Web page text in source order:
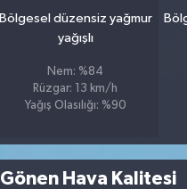
Bölgesel düzensiz yağmur
yağışlı
Nem: %84
Rüzgar: 13 km/h
Yağış Olasılığı: %90
Gönen Hava Kalitesi